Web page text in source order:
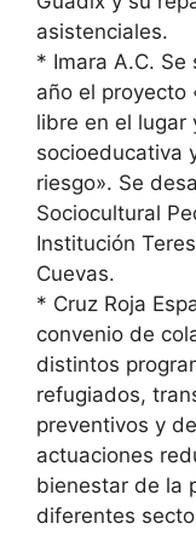
asistenciales.
* Imara A.C.
año el proyecto
libre en el lugar
socioeducativa
riesgo». Se
Sociocultural
Institución
Cuevas.
* Cruz Roja
convenio de
distintos
refugiados,
preventivos y
actuaciones
bienestar de la
diferentes